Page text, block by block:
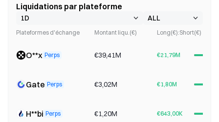
Liquidations par plateforme
Plateformes d'échange Montant liqu.(€) Long(€):Short(€)
O**x Perps €39,41M €21,79M
Gate Perps €3,02M €1,80M
H**bi Perps €1,20M €643,00K